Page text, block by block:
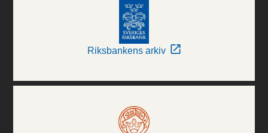
Riksbankens arkiv